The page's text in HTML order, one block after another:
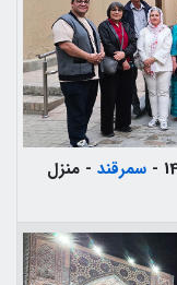
سمرقند - منزل